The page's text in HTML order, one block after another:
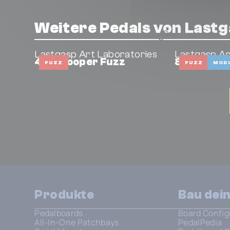
Weitere Pedals von
FUZZ
Lastgasp Art Laboratories
46 – Sooper Fuzz FUZZ
Lastgasp
88 –
Produkte
Pedalboards
All-In-One Patchbays
Bau
Board
PedalPedia